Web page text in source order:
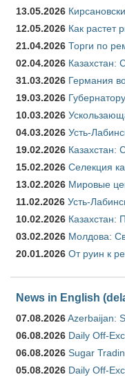
13.05.2026
12.05.2026 Как растет
21.04.2026 Торги по
02.04.2026 Казахстан:
31.03.2026 Германия
19.03.2026
10.03.2026
04.03.2026 Усть-
19.02.2026 Казахстан:
15.02.2026 Селекция
13.02.2026 Мировые
11.02.2026 Усть-
10.02.2026 Казахстан:
03.02.2026 Молдова:
20.01.2026 От руин к
News in English
07.08.2026Azerbaijan:
06.08.2026 Daily Off-
06.08.2026 Sugar
05.08.2026 Daily Off-